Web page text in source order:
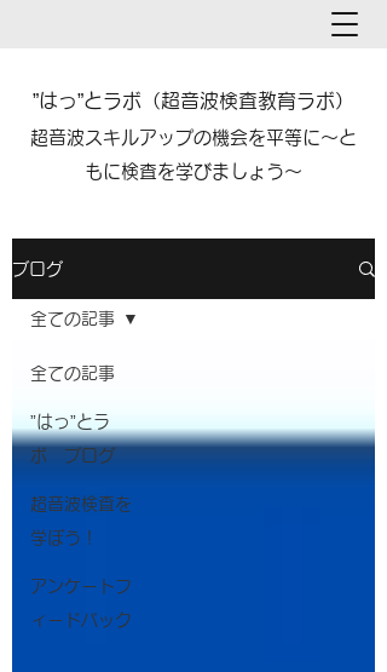
”はっ”とラボ（超音波検査教育ラボ）​​
​超音波スキルアップの機会を平等に～と
もに検査を学びましょう～
ブログ
全ての記事
”はっ”とラ
ボ ブログ
超音波検査を
学ぼう！
アンケートフ
ィードバック
全ての記事